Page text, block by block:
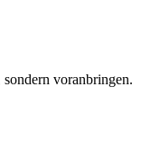
voranbringen.